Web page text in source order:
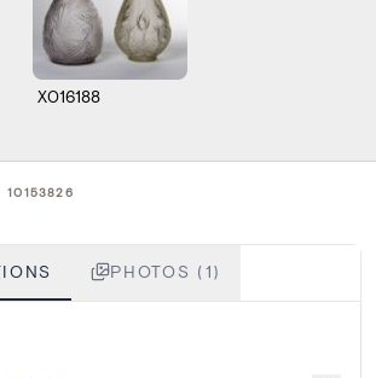
X016188
10153826
PHOTOS (1)